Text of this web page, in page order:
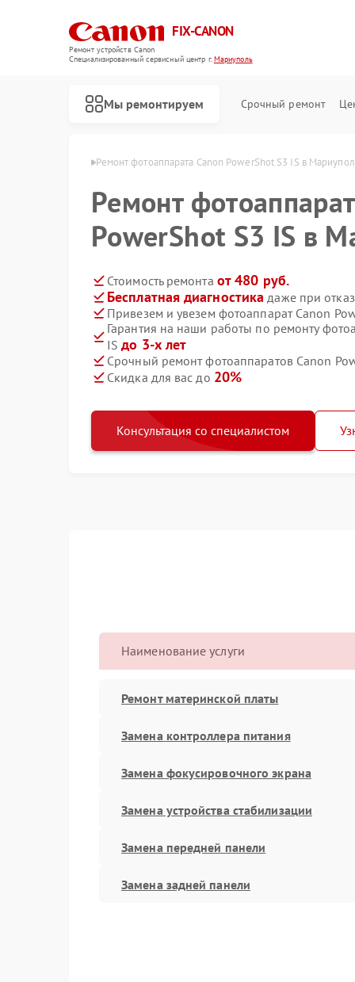
FIX-CANON
Ремонт устройств Canon
Специализированный cервисный центр г.Мариуполь
Мы ремонтируем Срочный ремонт
Ремонт фотоаппарата Canon PowerShot S3 IS в
Ремонт
PowerShot S3 IS в
Стоимость ремонта от 480 руб.
Бесплатная диагностика даже при
Привезем и увезем фотоаппарат Canon
Гарантия на наши работы по ремонту
ISдо 3-х лет
Срочный ремонт фотоаппаратов Canon
Скидка для вас до 20%
Консультация со специалистом
Наименование услуги
Ремонт материнской платы
Замена контроллера питания
Замена фокусировочного экрана
Замена устройства стабилизации
Замена передней панели
Замена задней панели